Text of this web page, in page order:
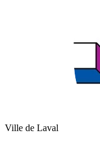
Ville de Laval